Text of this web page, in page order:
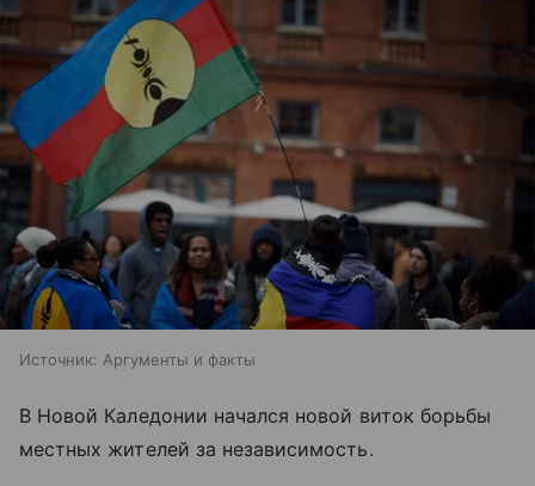
Источник: Аргументы и факты
В Новой Каледонии начался новой виток борьбы
местных жителей за независимость.